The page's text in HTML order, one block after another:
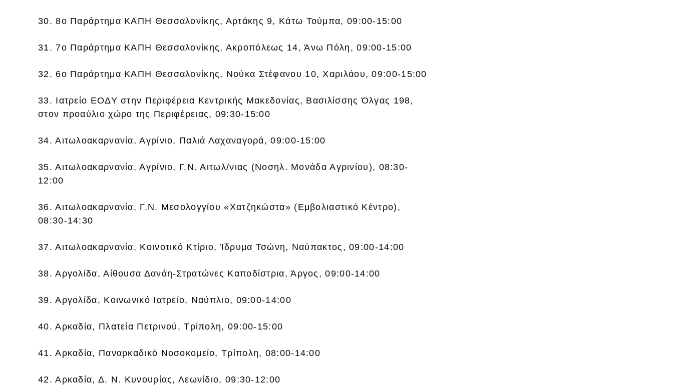
30. 8ο Παράρτημα ΚΑΠΗ Θεσσαλονίκης, Αρτάκης 9, Κάτω Τούμπα, 09:00-15:00
31. 7ο Παράρτημα ΚΑΠΗ Θεσσαλονίκης, Ακροπόλεως 14, Άνω Πόλη, 09:00-15:00
32. 6ο Παράρτημα ΚΑΠΗ Θεσσαλονίκης, Νούκα Στέφανου 10, Χαριλάου, 09:00-15:00
33. Ιατρείο ΕΟΔΥ στην Περιφέρεια Κεντρικής Μακεδονίας, Βασιλίσσης Όλγας 198,
στον προαύλιο χώρο της Περιφέρειας, 09:30-15:00
34. Αιτωλοακαρνανία, Αγρίνιο, Παλιά Λαχαναγορά, 09:00-15:00
35. Αιτωλοακαρνανία, Αγρίνιο, Γ.Ν. Αιτωλ/νιας (Νοσηλ. Μονάδα Αγρινίου), 08:30-
12:00
36. Αιτωλοακαρνανία, Γ.Ν. Μεσολογγίου «Χατζηκώστα» (Εμβολιαστικό Κέντρο),
08:30-14:30
37. Αιτωλοακαρνανία, Κοινοτικό Κτίριο, Ίδρυμα Τσώνη, Ναύπακτος, 09:00-14:00
38. Αργολίδα, Αίθουσα Δανάη-Στρατώνες Καποδίστρια, Άργος, 09:00-14:00
39. Αργολίδα, Κοινωνικό Ιατρείο, Ναύπλιο, 09:00-14:00
40. Αρκαδία, Πλατεία Πετρινού, Τρίπολη, 09:00-15:00
41. Αρκαδία, Παναρκαδικό Νοσοκομείο, Τρίπολη, 08:00-14:00
42. Αρκαδία, Δ. Ν. Κυνουρίας, Λεωνίδιο, 09:30-12:00